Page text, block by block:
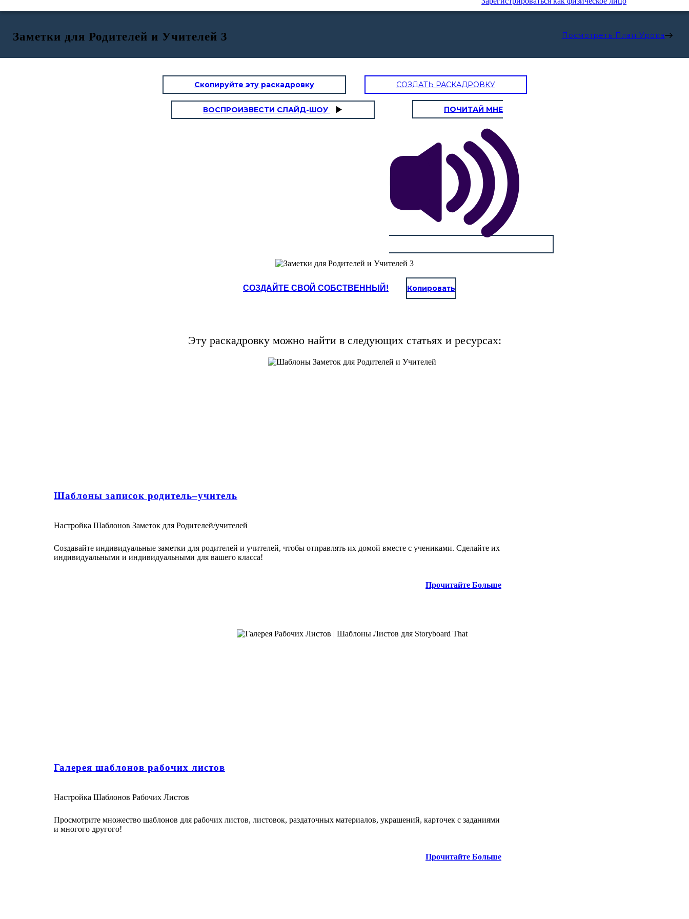
Заметки для Родителей и Учителей 3 Посмотреть План Урока
Скопируйте эту раскадровку СОЗДАТЬ РАСКАДРОВКУ
ВОСПРОИЗВЕСТИ СЛАЙД-ШОУ ПОЧИТАЙ МНЕ
СОЗДАЙТЕ СВОЙ СОБСТВЕННЫЙ! Копировать
Эту раскадровку можно найти в следующих статьях и ресурсах:
Шаблоны записок родитель–учитель
Настройка Шаблонов Заметок для Родителей/учителей
Создавайте индивидуальные заметки для родителей и учителей, чтобы отправлять их домой вместе с учениками. Сделайте их
индивидуальными и индивидуальными для вашего класса!
Прочитайте Больше
Галерея шаблонов рабочих листов
Настройка Шаблонов Рабочих Листов
Просмотрите множество шаблонов для рабочих листов, листовок, раздаточных материалов, украшений, карточек с заданиями
и многого другого!
Прочитайте Больше